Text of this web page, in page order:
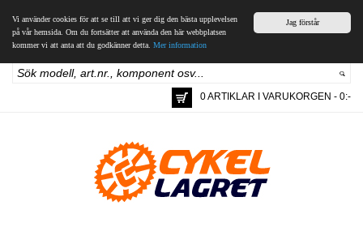
Jag förstår
Vi använder cookies för att se till att vi ger dig den bästa upplevelsen
på vår hemsida. Om du fortsätter att använda den här webbplatsen
kommer vi att anta att du godkänner detta. Mer information
0 ARTIKLAR I VARUKORGEN - 0:-